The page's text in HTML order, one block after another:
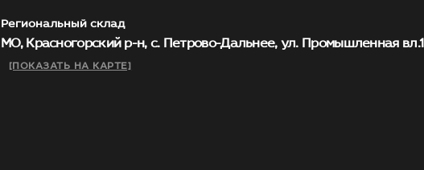
Региональный склад
МО, Красногорский р-н, с. Петрово-Дальнее, ул. Промышленная
[ПОКАЗАТЬ НА КАРТЕ]